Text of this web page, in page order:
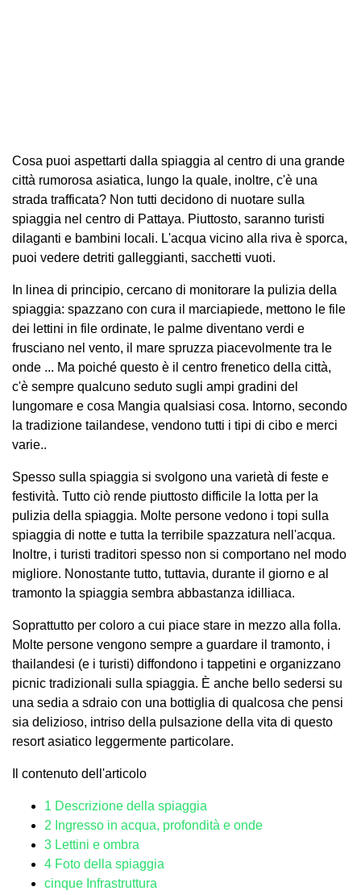
Cosa puoi aspettarti dalla spiaggia al centro di una grande
città rumorosa asiatica, lungo la quale, inoltre, c'è una
strada trafficata? Non tutti decidono di nuotare sulla
spiaggia nel centro di Pattaya. Piuttosto, saranno turisti
dilaganti e bambini locali. L'acqua vicino alla riva è sporca,
puoi vedere detriti galleggianti, sacchetti vuoti.
In linea di principio, cercano di monitorare la pulizia della
spiaggia: spazzano con cura il marciapiede, mettono le file
dei lettini in file ordinate, le palme diventano verdi e
frusciano nel vento, il mare spruzza piacevolmente tra le
onde ... Ma poiché questo è il centro frenetico della città,
c'è sempre qualcuno seduto sugli ampi gradini del
lungomare e cosa Mangia qualsiasi cosa. Intorno, secondo
la tradizione tailandese, vendono tutti i tipi di cibo e merci
varie..
Spesso sulla spiaggia si svolgono una varietà di feste e
festività. Tutto ciò rende piuttosto difficile la lotta per la
pulizia della spiaggia. Molte persone vedono i topi sulla
spiaggia di notte e tutta la terribile spazzatura nell'acqua.
Inoltre, i turisti traditori spesso non si comportano nel modo
migliore. Nonostante tutto, tuttavia, durante il giorno e al
tramonto la spiaggia sembra abbastanza idilliaca.
Soprattutto per coloro a cui piace stare in mezzo alla folla.
Molte persone vengono sempre a guardare il tramonto, i
thailandesi (e i turisti) diffondono i tappetini e organizzano
picnic tradizionali sulla spiaggia. È anche bello sedersi su
una sedia a sdraio con una bottiglia di qualcosa che pensi
sia delizioso, intriso della pulsazione della vita di questo
resort asiatico leggermente particolare.
Il contenuto dell'articolo
1 Descrizione della spiaggia
2 Ingresso in acqua, profondità e onde
3 Lettini e ombra
4 Foto della spiaggia
cinque Infrastruttura